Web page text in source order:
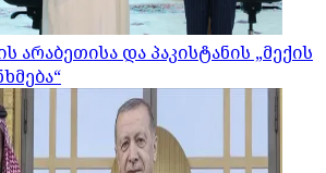
არაბეთისა და პაკისტანის „მექის